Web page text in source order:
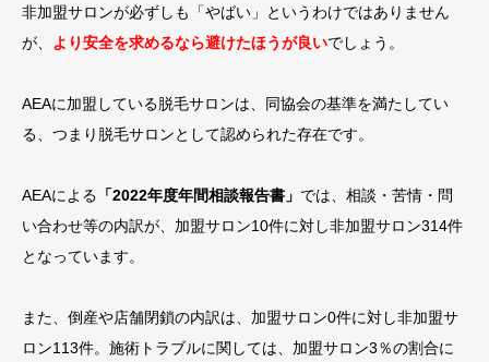
非加盟サロンが必ずしも「やばい」というわけではありません
が、
より安全を求めるなら避けたほうが良いでしょう。
AEAに加盟している脱毛サロンは、同協会の基準を満たしてい
る、つまり脱毛サロンとして認められた存在です。
AEAによる 「2022年度年間相談報告書」 では、相談・苦情・問
い合わせ等の内訳が、加盟サロン10件に対し非加盟サロン314件
となっています。
また、倒産や店舗閉鎖の内訳は、加盟サロン0件に対し非加盟サ
ロン113件。施術トラブルに関しては、加盟サロン3％の割合に